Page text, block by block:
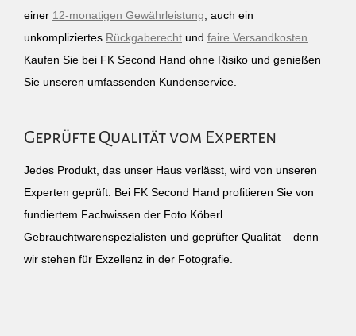
einer 12-monatigen Gewährleistung , auch ein
unkompliziertes Rückgaberecht und faire Versandkosten
Kaufen Sie bei FK Second Hand ohne Risiko und genießen
Sie unseren umfassenden Kundenservice.
Geprüfte Qualität vom Experten
Jedes Produkt, das unser Haus verlässt, wird von unseren
Experten geprüft. Bei FK Second Hand profitieren Sie von
fundiertem Fachwissen der Foto Köberl
Gebrauchtwarenspezialisten und geprüfter Qualität – denn
wir stehen für Exzellenz in der Fotografie.